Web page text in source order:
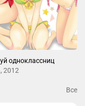
одноклассниц
2012
Все